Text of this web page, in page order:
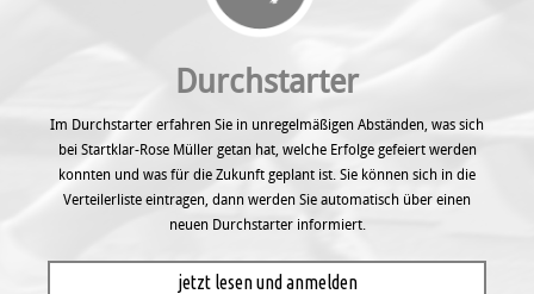
Durchstarter
Im Durchstarter erfahren Sie in unregel­mäßigen Abständen, was sich
bei Startklar-Rose Müller getan hat, welche Erfolge gefeiert werden
konnten und was für die Zukunft geplant ist. Sie können sich in die
Verteilerliste eintragen, dann werden Sie automatisch über einen
neuen Durchstarter informiert.
jetzt lesen und anmelden